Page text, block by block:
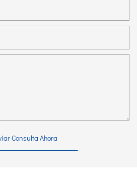
Consulta Ahora